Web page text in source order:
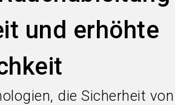
und erhöhte
die Sicherheit